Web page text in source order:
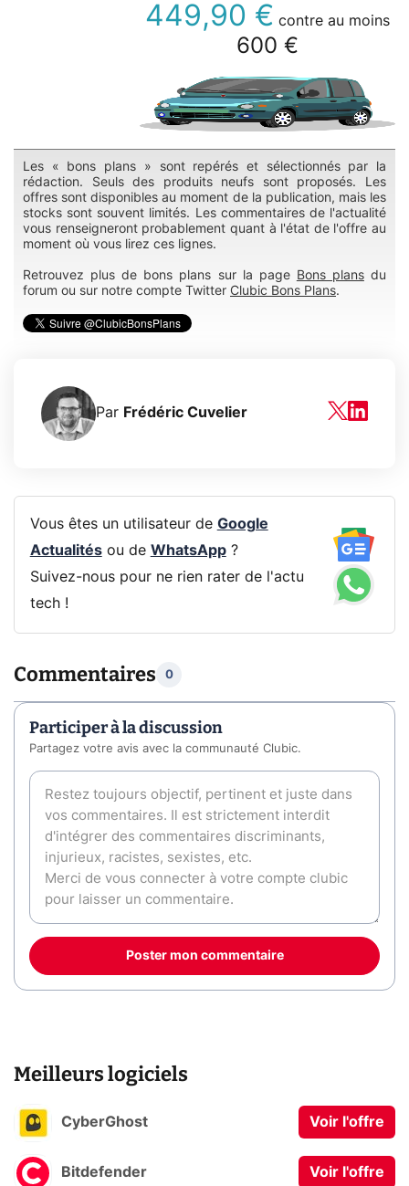
449,90 € contre au moins
600 €
Les « bons plans » sont repérés et sélectionnés par la
rédaction. Seuls des produits neufs sont proposés. Les
offres sont disponibles au moment de la publication, mais les
stocks sont souvent limités. Les commentaires de l'actualité
vous renseigneront probablement quant à l'état de l'offre au
moment où vous lirez ces lignes.
Retrouvez plus de bons plans sur la page Bons plansdu
forum ou sur notre compte Twitter Clubic Bons Plans.
Par Frédéric Cuvelier
Vous êtes un utilisateur de Google
Actualitésou de WhatsApp?
Suivez-nous pour ne rien rater de l'actu
tech !
Commentaires 0
Participer à la discussion
Partagez votre avis avec la communauté Clubic.
Poster mon commentaire
Meilleurs logiciels
CyberGhost Voir l'offre
Bitdefender Voir l'offre